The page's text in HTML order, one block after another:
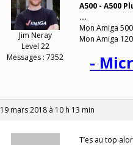
Jim Neray
Level 22
Messages : 7352
A500 - A500
...
Mon Amiga
Mon Amiga
-
19 mars 2018 à 10 h 13 min
T’es au top